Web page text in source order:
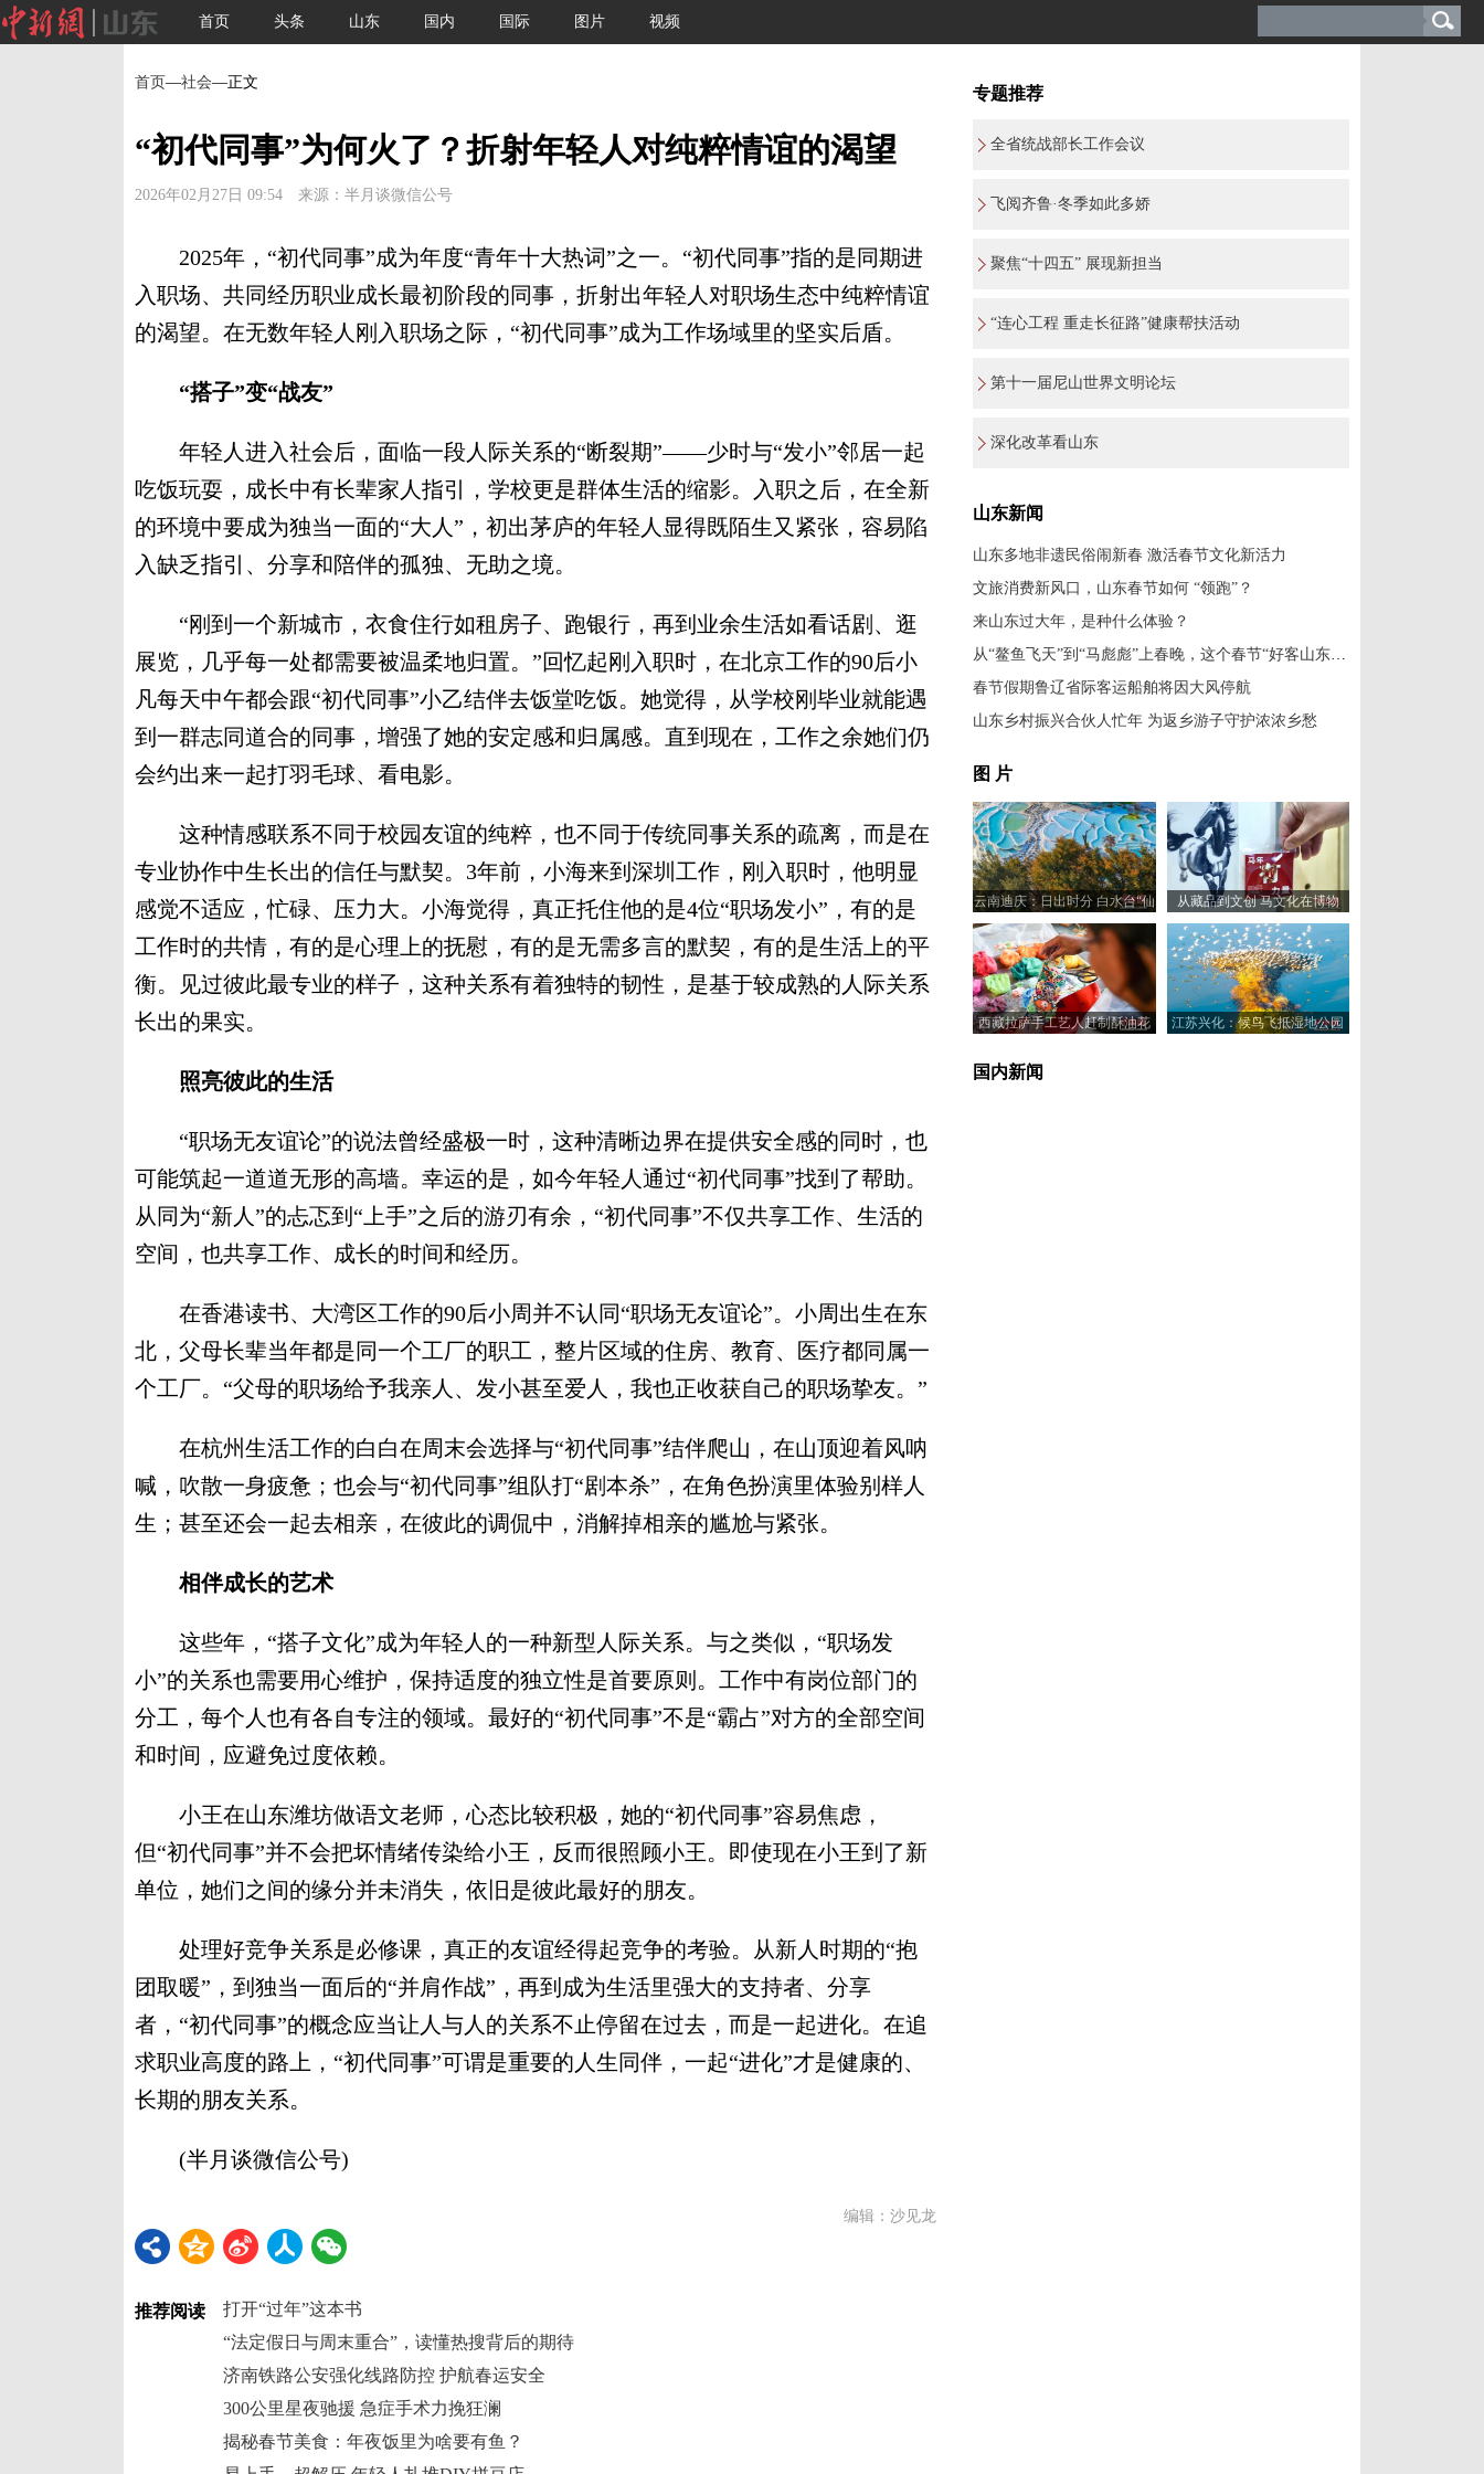
首页 头条 山东 国内 国际 图片 视频
首页—社会—正文
“初代同事”为何火了？折射年轻人对纯粹情谊的渴望
2026年02月27日 09:54 来源：半月谈微信公号
2025年，“初代同事”成为年度“青年十大热词”之一。“初代同事”指的是同期进
入职场、共同经历职业成长最初阶段的同事，折射出年轻人对职场生态中纯粹情谊
的渴望。在无数年轻人刚入职场之际，“初代同事”成为工作场域里的坚实后盾。
“搭子”变“战友”
年轻人进入社会后，面临一段人际关系的“断裂期”——少时与“发小”邻居一起
吃饭玩耍，成长中有长辈家人指引，学校更是群体生活的缩影。入职之后，在全新
的环境中要成为独当一面的“大人”，初出茅庐的年轻人显得既陌生又紧张，容易陷
入缺乏指引、分享和陪伴的孤独、无助之境。
“刚到一个新城市，衣食住行如租房子、跑银行，再到业余生活如看话剧、逛
展览，几乎每一处都需要被温柔地归置。”回忆起刚入职时，在北京工作的90后小
凡每天中午都会跟“初代同事”小乙结伴去饭堂吃饭。她觉得，从学校刚毕业就能遇
到一群志同道合的同事，增强了她的安定感和归属感。直到现在，工作之余她们仍
会约出来一起打羽毛球、看电影。
这种情感联系不同于校园友谊的纯粹，也不同于传统同事关系的疏离，而是在
专业协作中生长出的信任与默契。3年前，小海来到深圳工作，刚入职时，他明显
感觉不适应，忙碌、压力大。小海觉得，真正托住他的是4位“职场发小”，有的是
工作时的共情，有的是心理上的抚慰，有的是无需多言的默契，有的是生活上的平
衡。见过彼此最专业的样子，这种关系有着独特的韧性，是基于较成熟的人际关系
长出的果实。
照亮彼此的生活
“职场无友谊论”的说法曾经盛极一时，这种清晰边界在提供安全感的同时，也
可能筑起一道道无形的高墙。幸运的是，如今年轻人通过“初代同事”找到了帮助。
从同为“新人”的忐忑到“上手”之后的游刃有余，“初代同事”不仅共享工作、生活的
空间，也共享工作、成长的时间和经历。
在香港读书、大湾区工作的90后小周并不认同“职场无友谊论”。小周出生在东
北，父母长辈当年都是同一个工厂的职工，整片区域的住房、教育、医疗都同属一
个工厂。“父母的职场给予我亲人、发小甚至爱人，我也正收获自己的职场挚友。”
在杭州生活工作的白白在周末会选择与“初代同事”结伴爬山，在山顶迎着风呐
喊，吹散一身疲惫；也会与“初代同事”组队打“剧本杀”，在角色扮演里体验别样人
生；甚至还会一起去相亲，在彼此的调侃中，消解掉相亲的尴尬与紧张。
相伴成长的艺术
这些年，“搭子文化”成为年轻人的一种新型人际关系。与之类似，“职场发
小”的关系也需要用心维护，保持适度的独立性是首要原则。工作中有岗位部门的
分工，每个人也有各自专注的领域。最好的“初代同事”不是“霸占”对方的全部空间
和时间，应避免过度依赖。
小王在山东潍坊做语文老师，心态比较积极，她的“初代同事”容易焦虑，
但“初代同事”并不会把坏情绪传染给小王，反而很照顾小王。即使现在小王到了新
单位，她们之间的缘分并未消失，依旧是彼此最好的朋友。
处理好竞争关系是必修课，真正的友谊经得起竞争的考验。从新人时期的“抱
团取暖”，到独当一面后的“并肩作战”，再到成为生活里强大的支持者、分享
者，“初代同事”的概念应当让人与人的关系不止停留在过去，而是一起进化。在追
求职业高度的路上，“初代同事”可谓是重要的人生同伴，一起“进化”才是健康的、
长期的朋友关系。
(半月谈微信公号)
编辑：沙见龙
推荐阅读
打开“过年”这本书
“法定假日与周末重合”，读懂热搜背后的期待
济南铁路公安强化线路防控 护航春运安全
300公里星夜驰援 急症手术力挽狂澜
揭秘春节美食：年夜饭里为啥要有鱼？
专题推荐
全省统战部长工作会议
飞阅齐鲁·冬季如此多娇
聚焦“十四五” 展现新担当
“连心工程 重走长征路”健康帮扶活动
第十一届尼山世界文明论坛
深化改革看山东
山东新闻
山东多地非遗民俗闹新春 激活春节文化新活力
文旅消费新风口，山东春节如何 “领跑”？
来山东过大年，是种什么体验？
从“鳌鱼飞天”到“马彪彪”上春晚，这个春节“好客山东”赢在哪儿?
春节假期鲁辽省际客运船舶将因大风停航
山东乡村振兴合伙人忙年 为返乡游子守护浓浓乡愁
图 片
云南迪庆：日出时分 白水台“仙
人遗田”染金边
从藏品到文创 马文化在博物
馆“奔”向新岁
西藏拉萨手工艺人赶制酥油花
江苏兴化：候鸟飞抵湿地公园
国内新闻